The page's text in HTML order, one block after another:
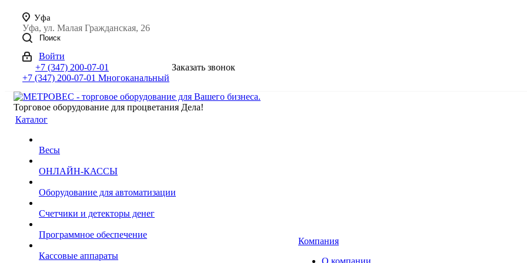
Уфа
Уфа, ул. Малая Гражданская, 26
Поиск
Войти
+7 (347) 200-07-01
+7 (347) 200-07-01 Многоканальный
Заказать звонок
Торговое оборудование для процветания Дела!
Каталог
Весы
ОНЛАЙН-КАССЫ
Оборудование для автоматизации
Счетчики и детекторы денег
Программное обеспечение
Кассовые аппараты
Компания
О компании